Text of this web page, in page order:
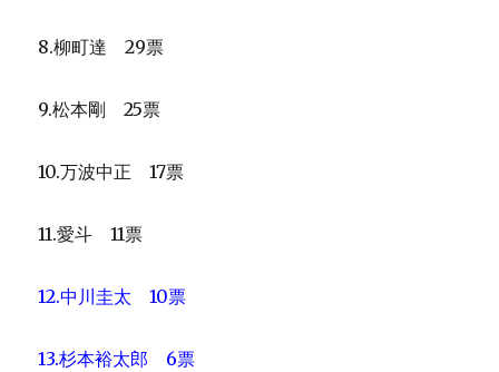
8.柳町達 29票
9.松本剛 25票
10.万波中正 17票
11.愛斗 11票
12.中川圭太 10票
13.杉本裕太郎 6票